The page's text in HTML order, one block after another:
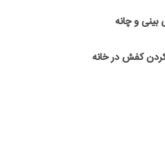
و چانه
کفش در خانه